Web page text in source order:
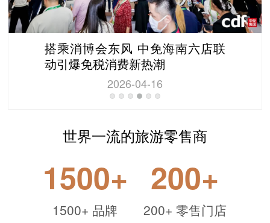
搭乘消博会东风 中免海南六店联
动引爆免税消费新热潮
2026-04-16
世界一流的旅游零售商
1500+
1500+ 品牌
200+
200+ 零售门店